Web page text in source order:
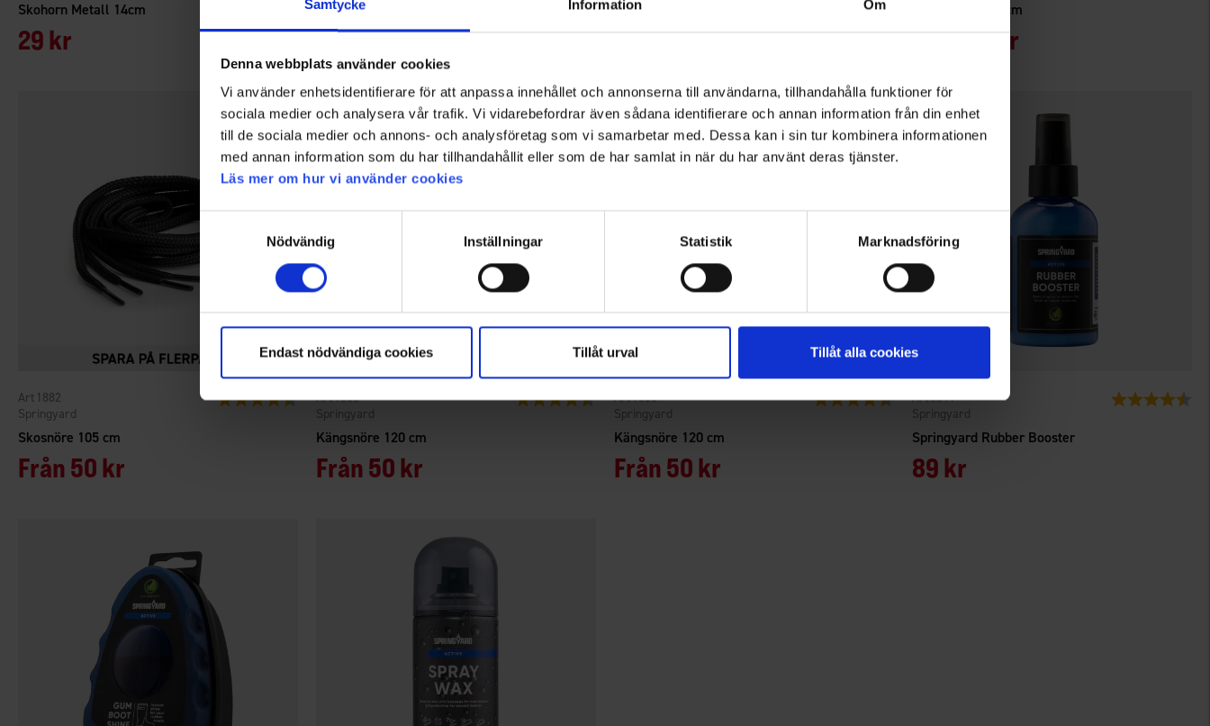
Samtycke Information Om
Denna webbplats använder cookies
Vi använder enhetsidentifierare för att anpassa innehållet och annonserna till användarna, tillhandahålla funktioner för
sociala medier och analysera vår trafik. Vi vidarebefordrar även sådana identifierare och annan information från din enhet
till de sociala medier och annons- och analysföretag som vi samarbetar med. Dessa kan i sin tur kombinera informationen
med annan information som du har tillhandahållit eller som de har samlat in när du har använt deras tjänster.
Läs mer om hur vi använder cookies
Samtyckesval
Nödvändig
Inställningar Statistik Marknadsföring
Endast nödvändiga cookies Tillåt urval Tillåt alla cookies
Skohorn Metall 14cm
29 kr
Kängsnöre 160 cm
Från50 kr
Springyard Reservdubbar 6-pack
59 kr
Kängsnöre 160 cm
Från50 kr
Skosnöre 105 cm
Springyard
1882
Från50 kr
Betyg: 4.5 utav 5 stjärnor
Kängsnöre 120 cm
Springyard
1883
Från50 kr
Betyg: 4.3 utav 5 stjärnor
Kängsnöre 120 cm
Springyard
1883
Från50 kr
Betyg: 4.3 utav 5 stjärnor
Springyard Rubber Booster
Springyard
5011
89 kr
Betyg: